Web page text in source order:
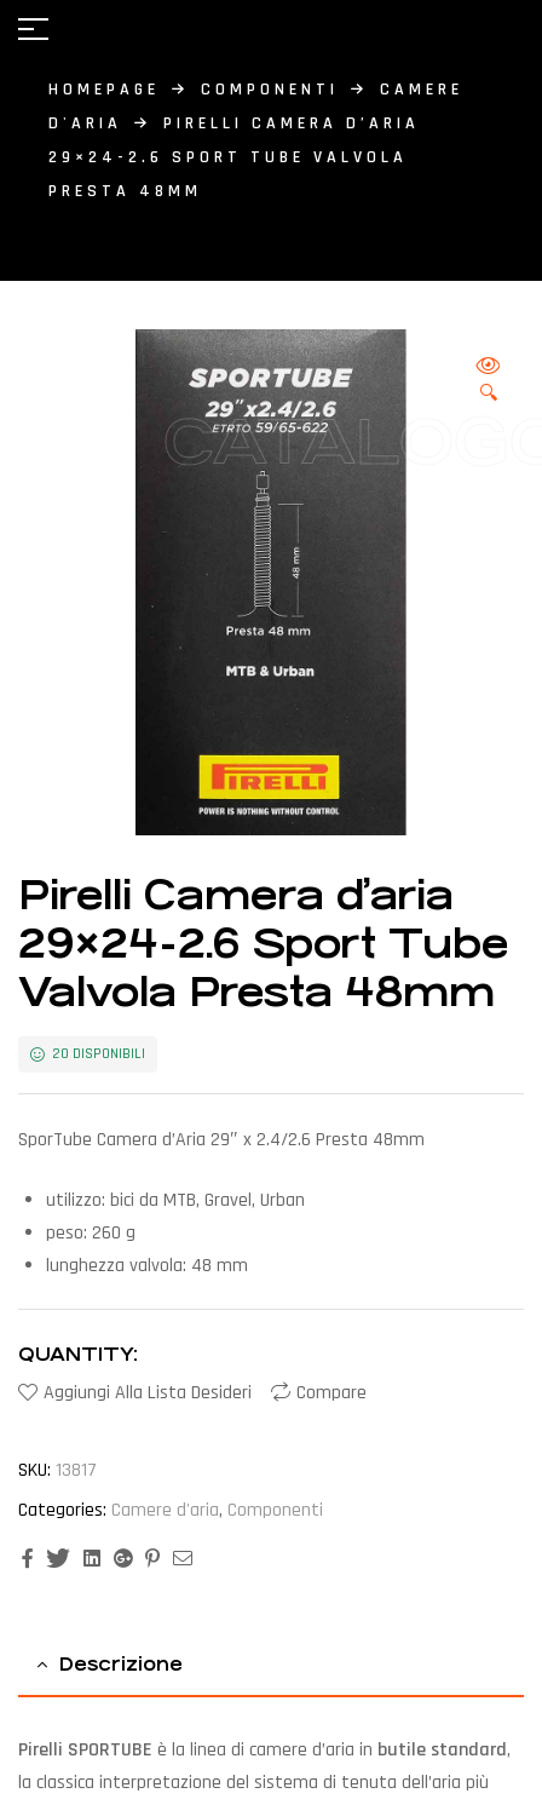
HOMEPAGE COMPONENTI
CAMERE
D'ARIA
PIRELLI CAMERA D’ARIA
29×24-2.6 SPORT TUBE VALVOLA
PRESTA 48MM
🔍
Pirelli Camera d’aria
29×24-2.6 Sport Tube
Valvola Presta 48mm
20 DISPONIBILI
SporTube Camera d’Aria 29″ x 2.4/2.6 Presta 48mm
utilizzo: bici da MTB, Gravel, Urban
peso: 260 g
lunghezza valvola: 48 mm
QUANTITY:
Aggiungi Alla Lista Desideri Compare
SKU: 13817
Categories: Camere d'aria, Componenti
FacebookTwitterLinkedinGoogle+Pinterest
Descrizione
Pirelli SPORTUBE è la linea di camere d’aria in butile standard,
la classica interpretazione del sistema di tenuta dell’aria più